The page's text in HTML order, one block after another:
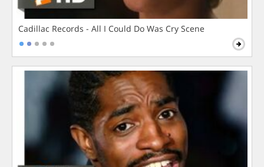
Cadillac Records - All I Could Do Was Cry Scene